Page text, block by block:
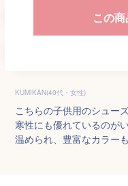
この
KUMIKAN(40代・女性)
こちらの子供用のシュー
寒性にも優れているのが
温められ、豊富なカラー